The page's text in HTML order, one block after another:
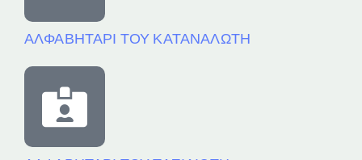
ΑΛΦΑΒΗΤΑΡΙ ΤΟΥ ΚΑΤΑΝΑΛΩΤΗ